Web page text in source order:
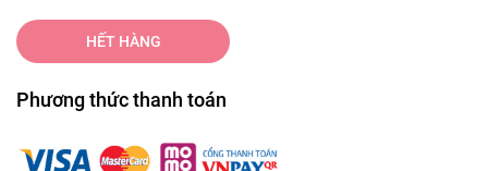
HẾT HÀNG
Phương thức thanh toán